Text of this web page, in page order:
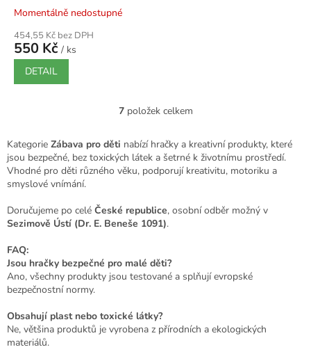
Momentálně nedostupné
454,55 Kč bez DPH
550 Kč / ks
DETAIL
O
l
á
d
í
p
k
y
p
i
7položek celkem
Kategorie Zábava pro děti nabízí hračky a kreativní produkty, které
jsou bezpečné, bez toxických látek a šetrné k životnímu prostředí.
Vhodné pro děti různého věku, podporují kreativitu, motoriku a
smyslové vnímání.
Doručujeme po celé České republice, osobní odběr možný v
Sezimově Ústí (Dr. E. Beneše 1091).
FAQ:
Jsou hračky bezpečné pro malé děti?
Ano, všechny produkty jsou testované a splňují evropské
bezpečnostní normy.
Obsahují plast nebo toxické látky?
Ne, většina produktů je vyrobena z přírodních a ekologických
materiálů.